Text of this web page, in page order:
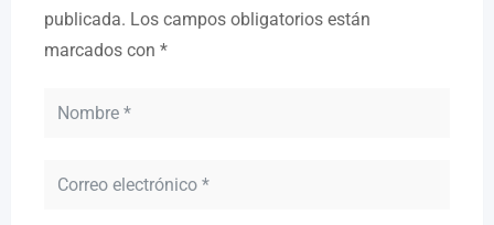
publicada. Los campos obligatorios están
marcados con *